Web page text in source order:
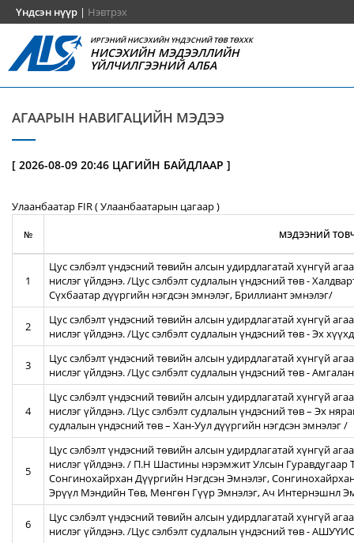
Үндсэн нүүр | Нэвтрэх
ИРГЭНИЙ НИСЭХИЙН ҮНДЭСНИЙ ТӨВ ТӨХХК
НИСЭХИЙН МЭДЭЭЛЛИЙН
ҮЙЛЧИЛГЭЭНИЙ АЛБА
АГААРЫН НАВИГАЦИЙН МЭДЭЭ
[ 2026-08-09 20:46 ЦАГИЙН БАЙДЛААР ]
Улаанбаатар FIR ( Улаанбаатарын цагаар )
№ МЭДЭЭНИЙ
1
Цус сэлбэлт үндэсний төвийн алсын удирдлагатай хүнгүй
нислэг үйлдэнэ. /Цус сэлбэлт судлалын үндэсний төв -
Сүхбаатар дүүргийн нэгдсэн эмнэлэг, Бриллиант эмнэлэг/
2
Цус сэлбэлт үндэсний төвийн алсын удирдлагатай хүнгүй
нислэг үйлдэнэ. /Цус сэлбэлт судлалын үндэсний төв - Эх
3
Цус сэлбэлт үндэсний төвийн алсын удирдлагатай хүнгүй
нислэг үйлдэнэ. /Цус сэлбэлт судлалын үндэсний төв -
4
Цус сэлбэлт үндэсний төвийн алсын удирдлагатай хүнгүй
нислэг үйлдэнэ. /Цус сэлбэлт судлалын үндэсний төв – Эх
судлалын үндэсний төв – Хан-Уул дүүргийн нэгдсэн эмнэлэг /
5
Цус сэлбэлт үндэсний төвийн алсын удирдлагатай хүнгүй
нислэг үйлдэнэ. / П.Н Шастины нэрэмжит Улсын Гуравдугаар
Сонгинохайрхан Дүүргийн Нэгдсэн Эмнэлэг,
Эрүүл Мэндийн Төв, Мөнгөн Гүүр Эмнэлэг, Ач Интернэшнл
6
Цус сэлбэлт үндэсний төвийн алсын удирдлагатай хүнгүй
нислэг үйлдэнэ. /Цус сэлбэлт судлалын үндэсний төв -